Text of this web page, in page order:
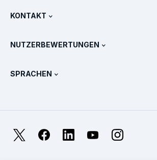
Splunk Protects
SURGe
Alle Produkte anzeigen
Schulung & Zertifizierung
Splunk Store
OpenTelemetry: Eine Einführung
Metriken für das SOC
Zuverlässigkeitsmetriken
KONTAKT
NUTZERBEWERTUNGEN
SPRACHEN
Français
日本語 FacebookLinkedIn YouTubeInstagram